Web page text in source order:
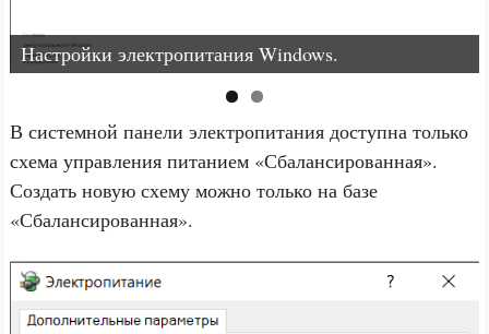
Настройки электропитания Windows.
В системной панели электропитания доступна только
схема управления питанием «Сбалансированная».
Создать новую схему можно только на базе
«Сбалансированная».